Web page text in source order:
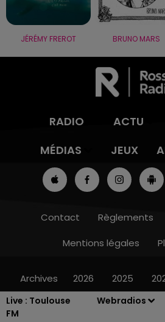
Live : Toulouse
FM
Webradios
JÉRÉMY FREROT BRUNO MARS
RADIO ACTU
MÉDIAS
JEUX
Contact Règlements
Mentions légales
Archives 2026 2025